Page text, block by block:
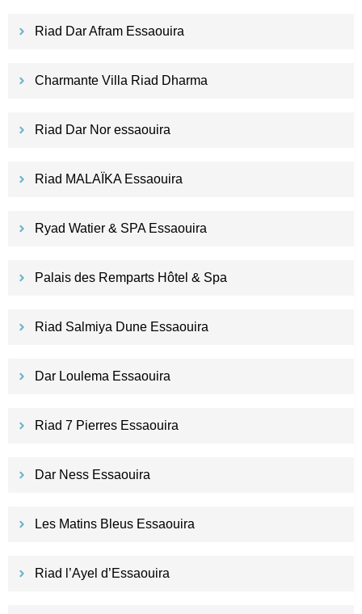
Riad Dar Afram Essaouira
Charmante Villa Riad Dharma
Riad Dar Nor essaouira
Riad MALAÏKA Essaouira
Ryad Watier & SPA Essaouira
Palais des Remparts Hôtel & Spa
Riad Salmiya Dune Essaouira
Dar Loulema Essaouira
Riad 7 Pierres Essaouira
Dar Ness Essaouira
Les Matins Bleus Essaouira
Riad l’Ayel d’Essaouira